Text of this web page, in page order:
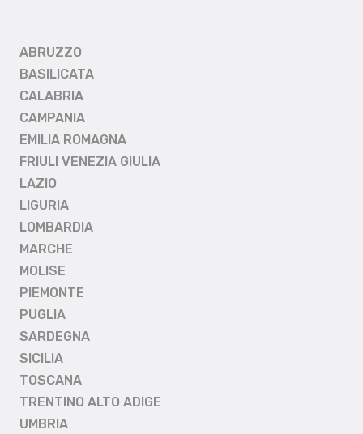
ABRUZZO
BASILICATA
CALABRIA
CAMPANIA
EMILIA ROMAGNA
FRIULI VENEZIA GIULIA
LAZIO
LIGURIA
LOMBARDIA
MARCHE
MOLISE
PIEMONTE
PUGLIA
SARDEGNA
SICILIA
TOSCANA
TRENTINO ALTO ADIGE
UMBRIA